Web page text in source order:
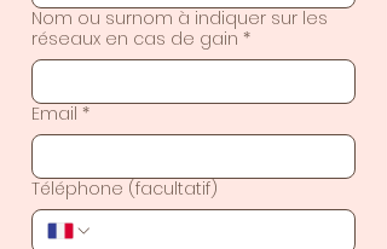
Nom ou surnom à indiquer sur les
réseaux en cas de gain *
Email *
Téléphone (facultatif)